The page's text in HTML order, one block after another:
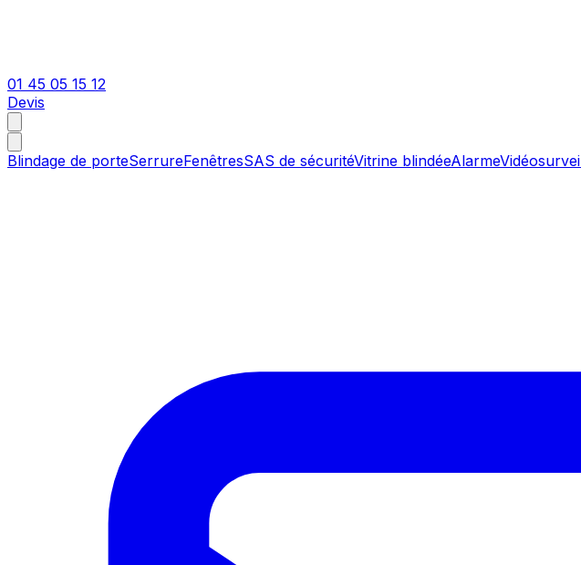
01 45 05 15 12
Devis
Blindage de porteSerrureFenêtresSAS de sécuritéVitrine blindéeAlarme